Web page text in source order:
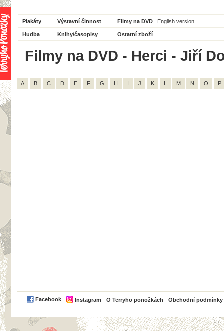
Plakáty Výstavní činnost Filmy na DVD English version
Hudba Knihy/časopisy Ostatní zboží
Filmy na DVD - Herci - Jiří
A B C D E F G H I J K L M N O P
Facebook Instagram O Terryho ponožkách Obchodní podmínky
PayPal